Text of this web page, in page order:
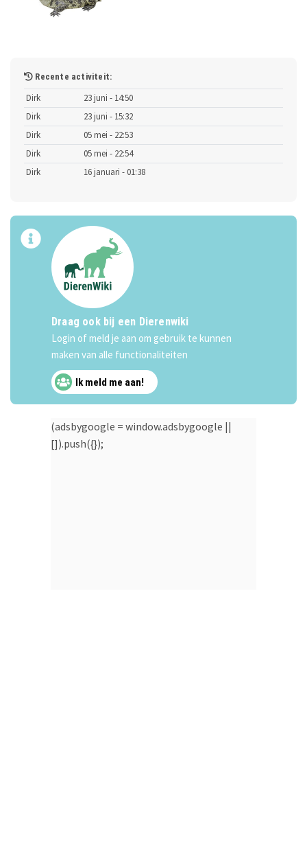
Recente activiteit:
Dirk
23 juni - 14:50
Dirk
23 juni - 15:32
Dirk
05 mei - 22:53
Dirk
05 mei - 22:54
Dirk
16 januari - 01:38
Draag ook bij een Dierenwiki
Login of meld je aan om gebruik te kunnen
maken van alle functionaliteiten
Ik meld me aan!
(adsbygoogle = window.adsbygoogle ||
[]).push({});